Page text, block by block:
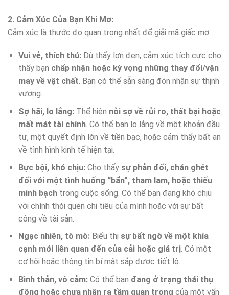
2. Cảm Xúc Của Bạn Khi Mơ:
Cảm xúc là thước đo quan trọng nhất để giải mã giấc mơ.
Vui vẻ, thích thú:Dù thấy lợn đen, cảm xúc tích cực cho
thấy bạn chấp nhận hoặc kỳ vọng những thay đổi/vận
may về vật chất. Bạn có thể sẵn sàng đón nhận sự thịnh
vượng.
Sợ hãi, lo lắng:Thể hiện nỗi sợ về rủi ro, thất bại hoặc
mất mát tài chính. Có thể bạn lo lắng về một khoản đầu
tư, một quyết định lớn về tiền bạc, hoặc cảm thấy bất an
về tình hình kinh tế hiện tại.
Bực bội, khó chịu:Cho thấy sự phản đối, chán ghét
đối với một tình huống “bẩn”, tham lam, hoặc thiếu
minh bạchtrong cuộc sống. Có thể bạn đang khó chịu
với chính thói quen chi tiêu của mình hoặc với sự bất
công về tài sản.
Ngạc nhiên, tò mò:Biểu thị sự bất ngờ về một khía
cạnh mới liên quan đến của cải hoặc giá trị. Có một
cơ hội hoặc thông tin bí mật sắp được tiết lộ.
Bình thản, vô cảm:Có thể bạn đang ở trạng thái thụ
động hoặc chưa nhận ra tầm quan trọng của một vấn